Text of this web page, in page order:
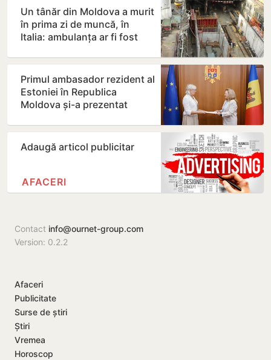
Un tânăr din Moldova a murit
în prima zi de muncă, în
Italia: ambulanța ar fi fost
Primul ambasador rezident al
Estoniei în Republica
Moldova și-a prezentat
Adaugă articol publicitar
AFACERI
Contact info@ournet-group.com
Version: 0.2.2
Afaceri
Publicitate
Surse de știri
Știri
Vremea
Horoscop